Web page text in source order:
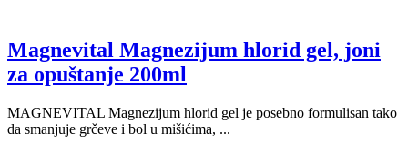
Magnevital Magnezijum hlorid gel, joni
za opuštanje 200ml
MAGNEVITAL Magnezijum hlorid gel je posebno formulisan tako
da smanjuje grčeve i bol u mišićima, ...